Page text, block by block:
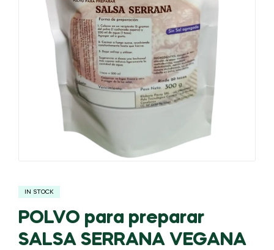
IN STOCK
POLVO para preparar
SALSA SERRANA VEGANA